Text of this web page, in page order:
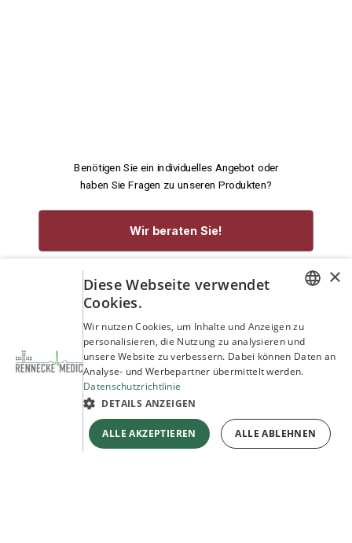
Benötigen Sie ein individuelles Angebot oder
haben Sie Fragen zu unseren Produkten?
Wir beraten Sie!
service@rennecke-medic.com +49 1573 933272
ENGLISH
×
Diese Webseite verwendet
Cookies.
Wir nutzen Cookies, um Inhalte und Anzeigen zu
personalisieren, die Nutzung zu analysieren und
unsere Website zu verbessern. Dabei können Daten an
Analyse- und Werbepartner übermittelt werden.
Datenschutzrichtlinie
DETAILS ANZEIGEN
ALLE AKZEPTIEREN ALLE ABLEHNEN